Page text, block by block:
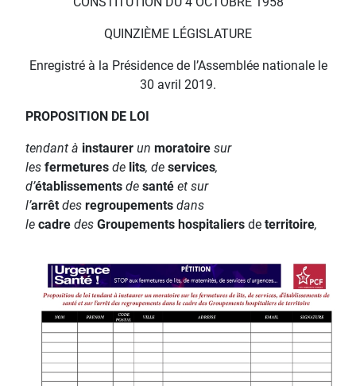
QUINZIÈME LÉGISLATURE
Enregistré à la Présidence de l’Assemblée nationale le
30 avril 2019.
PROPOSITION DE LOI
tendant à instaurer un moratoire sur
les fermetures de lits, de services,
d’établissements de santé et sur
l’arrêt des regroupements dans
le cadre des Groupements hospitaliers de territoire,